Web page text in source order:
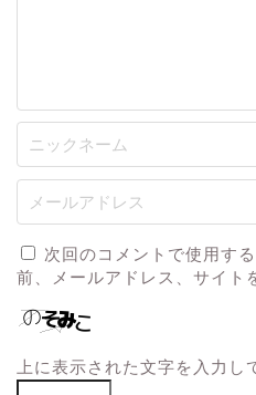
次回のコメントで使用す
前、メールアドレス、サイト
上に表示された文字を入力し